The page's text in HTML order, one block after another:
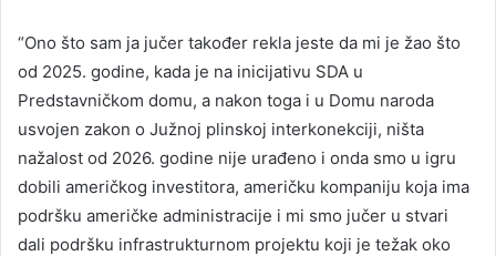
“Ono što sam ja jučer također rekla jeste da mi je žao što
od 2025. godine, kada je na inicijativu SDA u
Predstavničkom domu, a nakon toga i u Domu naroda
usvojen zakon o Južnoj plinskoj interkonekciji, ništa
nažalost od 2026. godine nije urađeno i onda smo u igru
dobili američkog investitora, američku kompaniju koja ima
podršku američke administracije i mi smo jučer u stvari
dali podršku infrastrukturnom projektu koji je težak oko